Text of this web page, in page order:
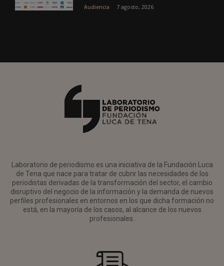
Audiencia 7 agosto, 2026
Laboratorio de periodismo es una iniciativa de la Fundación Luca
de Tena que nace para tratar de cubrir las necesidades de los
periodistas derivadas de la transformación del sector, el cambio
disruptivo del negocio de la información y la demanda de nuevos
perfiles profesionales en entornos en los que dicha formación no
está, en la mayoría de los casos, al alcance de los nuevos
profesionales.